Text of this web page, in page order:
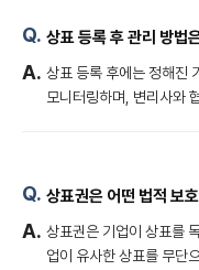
상표 등록 후 관리 방법
상표 등록 후에는 정해진
모니터링하며, 변리사와
상표권은 어떤 법적 보
상표권은 기업이 상표를
업이 유사한 상표를 무단